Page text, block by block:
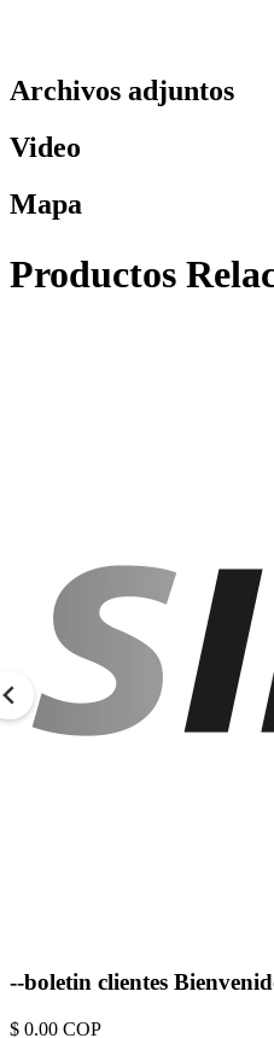
Archivos adjuntos
Video
Mapa
Productos
--boletin clientes
$ 0.00 COP